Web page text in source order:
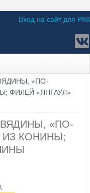
Вход на сайт для РКК
«ПО-
ФИЛЕЙ «ЯНГАУЛ»
«ПО-
ИЗ КОНИНЫ;